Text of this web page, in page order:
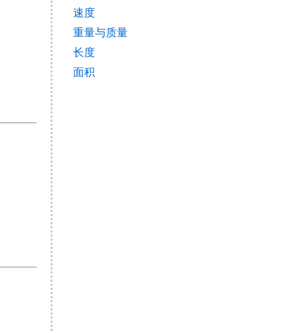
速度
重量与质量
长度
面积